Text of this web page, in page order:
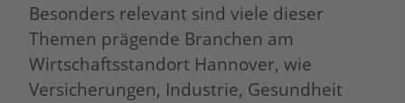
Besonders relevant sind viele dieser
Themen prägende Branchen am
Wirtschaftsstandort Hannover, wie
Versicherungen, Industrie, Gesundheit